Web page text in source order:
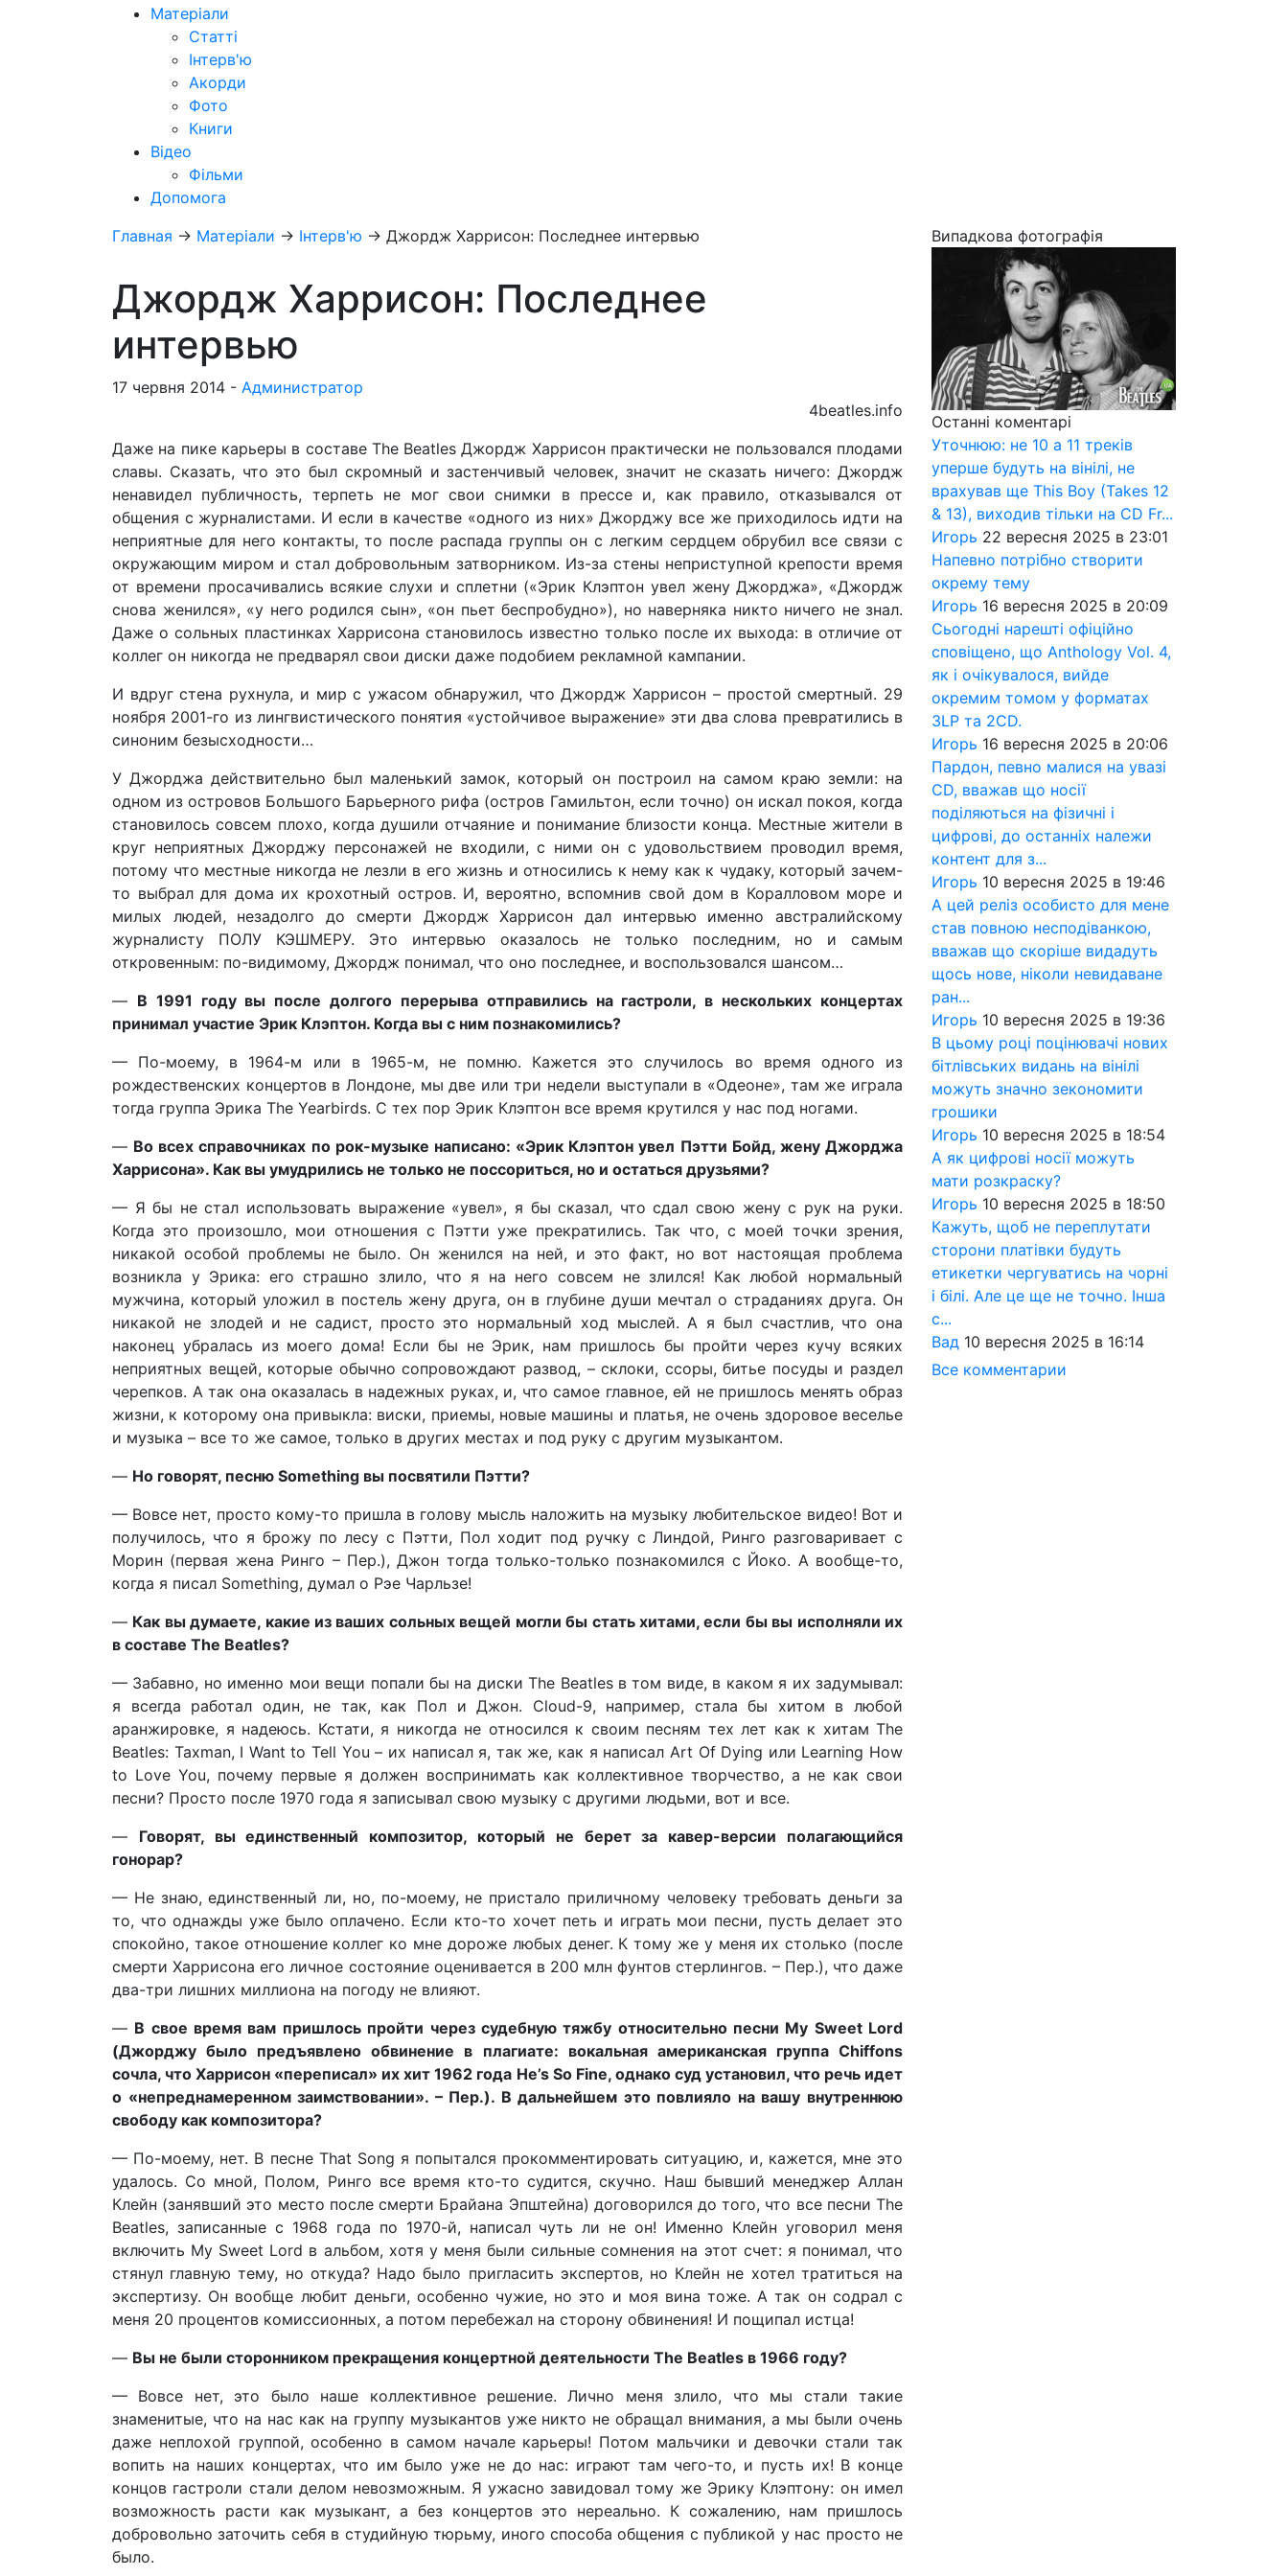
Матеріали
Статті
Інтерв'ю
Акорди
Фото
Книги
Відео
Фільми
Допомога
Главная → Матеріали → Інтерв'ю → Джордж Харрисон: Последнее интервью
Джордж Харрисон: Последнее
интервью
17 червня 2014 - Администратор
4beatles.info
Даже на пике карьеры в составе The Beatles Джордж Харрисон практически не пользовался плодами
славы. Сказать, что это был скромный и застенчивый человек, значит не сказать ничего: Джордж
ненавидел публичность, терпеть не мог свои снимки в прессе и, как правило, отказывался от
общения с журналистами. И если в качестве «одного из них» Джорджу все же приходилось идти на
неприятные для него контакты, то после распада группы он с легким сердцем обрубил все связи с
окружающим миром и стал добровольным затворником. Из-за стены неприступной крепости время
от времени просачивались всякие слухи и сплетни («Эрик Клэптон увел жену Джорджа», «Джордж
снова женился», «у него родился сын», «он пьет беспробудно»), но наверняка никто ничего не знал.
Даже о сольных пластинках Харрисона становилось известно только после их выхода: в отличие от
коллег он никогда не предварял свои диски даже подобием рекламной кампании.
И вдруг стена рухнула, и мир с ужасом обнаружил, что Джордж Харрисон – простой смертный. 29
ноября 2001-го из лингвистического понятия «устойчивое выражение» эти два слова превратились в
синоним безысходности…
У Джорджа действительно был маленький замок, который он построил на самом краю земли: на
одном из островов Большого Барьерного рифа (остров Гамильтон, если точно) он искал покоя, когда
становилось совсем плохо, когда душили отчаяние и понимание близости конца. Местные жители в
круг неприятных Джорджу персонажей не входили, с ними он с удовольствием проводил время,
потому что местные никогда не лезли в его жизнь и относились к нему как к чудаку, который зачем-
то выбрал для дома их крохотный остров. И, вероятно, вспомнив свой дом в Коралловом море и
милых людей, незадолго до смерти Джордж Харрисон дал интервью именно австралийскому
журналисту ПОЛУ КЭШМЕРУ. Это интервью оказалось не только последним, но и самым
откровенным: по-видимому, Джордж понимал, что оно последнее, и воспользовался шансом…
— В 1991 году вы после долгого перерыва отправились на гастроли, в нескольких концертах
принимал участие Эрик Клэптон. Когда вы с ним познакомились?
— По-моему, в 1964-м или в 1965-м, не помню. Кажется это случилось во время одного из
рождественских концертов в Лондоне, мы две или три недели выступали в «Одеоне», там же играла
тогда группа Эрика The Yearbirds. С тех пор Эрик Клэптон все время крутился у нас под ногами.
— Во всех справочниках по рок-музыке написано: «Эрик Клэптон увел Пэтти Бойд, жену Джорджа
Харрисона». Как вы умудрились не только не поссориться, но и остаться друзьями?
— Я бы не стал использовать выражение «увел», я бы сказал, что сдал свою жену с рук на руки.
Когда это произошло, мои отношения с Пэтти уже прекратились. Так что, с моей точки зрения,
никакой особой проблемы не было. Он женился на ней, и это факт, но вот настоящая проблема
возникла у Эрика: его страшно злило, что я на него совсем не злился! Как любой нормальный
мужчина, который уложил в постель жену друга, он в глубине души мечтал о страданиях друга. Он
никакой не злодей и не садист, просто это нормальный ход мыслей. А я был счастлив, что она
наконец убралась из моего дома! Если бы не Эрик, нам пришлось бы пройти через кучу всяких
неприятных вещей, которые обычно сопровождают развод, – склоки, ссоры, битье посуды и раздел
черепков. А так она оказалась в надежных руках, и, что самое главное, ей не пришлось менять образ
жизни, к которому она привыкла: виски, приемы, новые машины и платья, не очень здоровое веселье
и музыка – все то же самое, только в других местах и под руку с другим музыкантом.
— Но говорят, песню Something вы посвятили Пэтти?
— Вовсе нет, просто кому-то пришла в голову мысль наложить на музыку любительское видео! Вот и
получилось, что я брожу по лесу с Пэтти, Пол ходит под ручку с Линдой, Ринго разговаривает с
Морин (первая жена Ринго – Пер.), Джон тогда только-только познакомился с Йоко. А вообще-то,
когда я писал Something, думал о Рэе Чарльзе!
— Как вы думаете, какие из ваших сольных вещей могли бы стать хитами, если бы вы исполняли их
в составе The Beatles?
— Забавно, но именно мои вещи попали бы на диски The Beatles в том виде, в каком я их задумывал:
я всегда работал один, не так, как Пол и Джон. Cloud-9, например, стала бы хитом в любой
аранжировке, я надеюсь. Кстати, я никогда не относился к своим песням тех лет как к хитам The
Beatles: Taxman, I Want to Tell You – их написал я, так же, как я написал Art Of Dying или Learning How
to Love You, почему первые я должен воспринимать как коллективное творчество, а не как свои
песни? Просто после 1970 года я записывал свою музыку с другими людьми, вот и все.
— Говорят, вы единственный композитор, который не берет за кавер-версии полагающийся
гонорар?
— Не знаю, единственный ли, но, по-моему, не пристало приличному человеку требовать деньги за
то, что однажды уже было оплачено. Если кто-то хочет петь и играть мои песни, пусть делает это
спокойно, такое отношение коллег ко мне дороже любых денег. К тому же у меня их столько (после
смерти Харрисона его личное состояние оценивается в 200 млн фунтов стерлингов. – Пер.), что даже
два-три лишних миллиона на погоду не влияют.
— В свое время вам пришлось пройти через судебную тяжбу относительно песни My Sweet Lord
(Джорджу было предъявлено обвинение в плагиате: вокальная американская группа Chiffons
сочла, что Харрисон «переписал» их хит 1962 года He’s So Fine, однако суд установил, что речь идет
о «непреднамеренном заимствовании». – Пер.). В дальнейшем это повлияло на вашу внутреннюю
свободу как композитора?
— По-моему, нет. В песне That Song я попытался прокомментировать ситуацию, и, кажется, мне это
удалось. Со мной, Полом, Ринго все время кто-то судится, скучно. Наш бывший менеджер Аллан
Клейн (занявший это место после смерти Брайана Эпштейна) договорился до того, что все песни The
Beatles, записанные с 1968 года по 1970-й, написал чуть ли не он! Именно Клейн уговорил меня
включить My Sweet Lord в альбом, хотя у меня были сильные сомнения на этот счет: я понимал, что
стянул главную тему, но откуда? Надо было пригласить экспертов, но Клейн не хотел тратиться на
экспертизу. Он вообще любит деньги, особенно чужие, но это и моя вина тоже. А так он содрал с
меня 20 процентов комиссионных, а потом перебежал на сторону обвинения! И пощипал истца!
— Вы не были сторонником прекращения концертной деятельности The Beatles в 1966 году?
— Вовсе нет, это было наше коллективное решение. Лично меня злило, что мы стали такие
знаменитые, что на нас как на группу музыкантов уже никто не обращал внимания, а мы были очень
даже неплохой группой, особенно в самом начале карьеры! Потом мальчики и девочки стали так
вопить на наших концертах, что им было уже не до нас: играют там чего-то, и пусть их! В конце
концов гастроли стали делом невозможным. Я ужасно завидовал тому же Эрику Клэптону: он имел
возможность расти как музыкант, а без концертов это нереально. К сожалению, нам пришлось
добровольно заточить себя в студийную тюрьму, иного способа общения с публикой у нас просто не
было.
Випадкова фотографія
Останні коментарі
Уточнюю: не 10 а 11 треків
уперше будуть на вінілі, не
врахував ще This Boy (Takes 12
& 13), виходив тільки на CD Fr...
Игорь 22 вересня 2025 в 23:01
Напевно потрібно створити
окрему тему
Игорь 16 вересня 2025 в 20:09
Сьогодні нарешті офіційно
сповіщено, що Anthology Vol. 4,
як і очікувалося, вийде
окремим томом у форматах
3LP та 2CD.
Игорь 16 вересня 2025 в 20:06
Пардон, певно малися на увазі
CD, вважав що носії
поділяються на фізичні і
цифрові, до останніх належи
контент для з...
Игорь 10 вересня 2025 в 19:46
А цей реліз особисто для мене
став повною несподіванкою,
вважав що скоріше видадуть
щось нове, ніколи невидаване
ран...
Игорь 10 вересня 2025 в 19:36
В цьому році поцінювачі нових
бітлівських видань на вінілі
можуть значно зекономити
грошики
Игорь 10 вересня 2025 в 18:54
А як цифрові носії можуть
мати розкраску?
Игорь 10 вересня 2025 в 18:50
Кажуть, щоб не переплутати
сторони платівки будуть
етикетки чергуватись на чорні
і білі. Але це ще не точно. Інша
с...
Вад 10 вересня 2025 в 16:14
Все комментарии